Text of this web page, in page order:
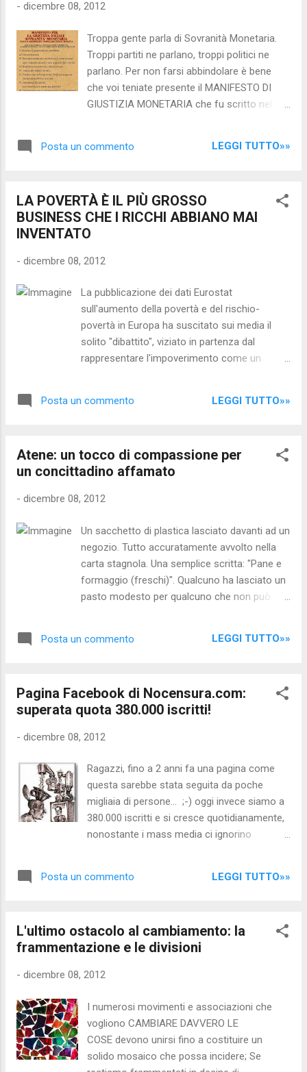
successiva dichiarazione resa ieri in
Angelino Alfano costituisce, nella sostanza,
un giudizio di categorica sfiducia nei
confronti del Governo e della sua linea di
azione. Il Presidente del Consiglio non
conseguenza manifestato il suo intento di
- dicembre 08, 2012
Troppa gente parla di Sovranità Monetaria.
Troppi partiti ne parlano, troppi politici ne
parlano. Per non farsi abbindolare è bene
che voi teniate presente il MANIFESTO DI
GIUSTIZIA MONETARIA che fu scritto nel
GIORNALISTA cita questi punti RISOLUTIVI
moneta ( in questo caso l'euro ) di proprietà
del portatore all'atto dell'emissione come
potete leggere in questa proposta che giace
all'atto dell'accettazione, nasce di proprietà
disponibilità degli Stati Membri aderenti al
Trattato di Maastricht. L'EURO è pertanto
proprietà del portatore. Art. 2 - Ad ogni
cittadino è attribuito un codice dei redditi
sociali, mediante il quale gli viene accreditata
accettazione monetaria e da ...
Posta un commento LEGGI TUTTO»»
LA POVERTÀ È IL PIÙ GROSSO
BUSINESS CHE I RICCHI ABBIANO MAI
INVENTATO
- dicembre 08, 2012
La pubblicazione dei dati Eurostat
sull'aumento della povertà e del rischio-
povertà in Europa ha suscitato sui media il
solito "dibattito", viziato in partenza dal
rappresentare l'impoverimento come un
bombardamento sociale del "rigore
dichiarato è un pretesto non soltanto per il
consumismo delle bombe (tanto paga il
numero possibile di "danni collaterali", cioè di
il "danno collaterale" della maggiore povertà
apre a sua volta nuove frontiere al business.
[1] In questi anni è risultato sempre più
evidente il nesso consequenziale tra
l'aumento della povertà e la finanziarizzazione
business ...
Posta un commento LEGGI TUTTO»»
Atene: un tocco di compassione per
un concittadino affamato
- dicembre 08, 2012
Un sacchetto di plastica lasciato davanti ad un
negozio. Tutto accuratamente avvolto nella
carta stagnola. Una semplice scritta: "Pane e
formaggio (freschi)". Qualcuno ha lasciato un
pasto modesto per qualcuno che non può
qualche sconosciuto per un anima affamata.
un passante, in una strada di Andrianou, nei
nelle vicinanze di Monastiraki ad Atene.
altra foto: un sacchetto contenente del cibo
un quartiere da qualche parte in Tracia, a più di
700 km di distanza da Atene, nel Nord-est
della Grecia. Nella Grecia dell’Unione Europea,
nell’Euro zona, la Troka e il bailout. Prima della
fine del 2012. O poco prima della fine del
http://www.keeptalkinggreece.co...
Posta un commento LEGGI TUTTO»»
Pagina Facebook di Nocensura.com:
superata quota 380.000 iscritti!
- dicembre 08, 2012
Ragazzi, fino a 2 anni fa una pagina come
questa sarebbe stata seguita da poche
migliaia di persone... ;-) oggi invece siamo a
380.000 iscritti e si cresce quotidianamente,
nonostante i mass media ci ignorino
noi... loro danno visibilità a chi non "morde"
importanti... RICORDATEVI che il sistema
tramite i media cerca di "orientare" le scelte
sono nati "dal nulla" diversi "personaggi della
ambiente...) NON C'è BISOGNO DI
www.nocensura.com - Cose che nessuno ti
Posta un commento LEGGI TUTTO»»
L'ultimo ostacolo al cambiamento: la
frammentazione e le divisioni
- dicembre 08, 2012
I numerosi movimenti e associazioni che
vogliono CAMBIARE DAVVERO LE
COSE devono unirsi fino a costituire un
solido mosaico che possa incidere; Se